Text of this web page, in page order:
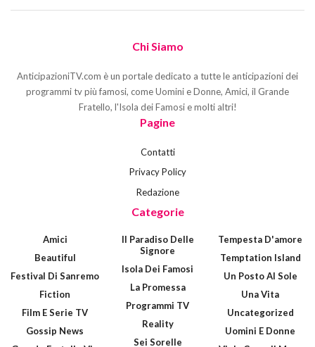
Chi Siamo
AnticipazioniTV.com è un portale dedicato a tutte le anticipazioni dei
programmi tv più famosi, come Uomini e Donne, Amici, il Grande
Fratello, l'Isola dei Famosi e molti altri!
Pagine
Contatti
Privacy Policy
Redazione
Categorie
Amici
Beautiful
Festival Di Sanremo
Fiction
Film E Serie TV
Gossip News
Il Paradiso Delle
Signore
Isola Dei Famosi
La Promessa
Programmi TV
Reality
Sei Sorelle
Tempesta D'amore
Temptation Island
Un Posto Al Sole
Una Vita
Uncategorized
Uomini E Donne